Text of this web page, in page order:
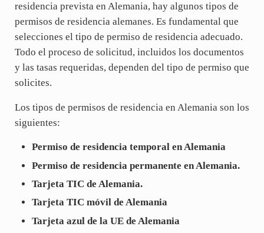
residencia prevista en Alemania, hay algunos tipos de
permisos de residencia alemanes. Es fundamental que
selecciones el tipo de permiso de residencia adecuado.
Todo el proceso de solicitud, incluidos los documentos
y las tasas requeridas, dependen del tipo de permiso que
solicites.
Los tipos de permisos de residencia en Alemania son los
siguientes:
Permiso de residencia temporal en Alemania
Permiso de residencia permanente en Alemania.
Tarjeta TIC de Alemania.
Tarjeta TIC móvil de Alemania
Tarjeta azul de la UE de Alemania